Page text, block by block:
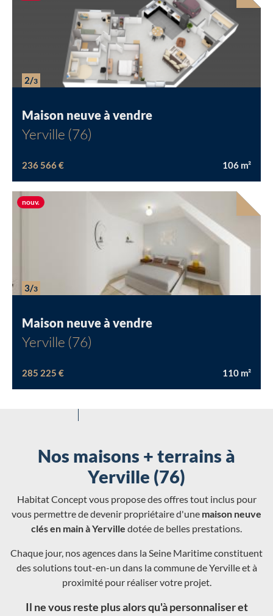
Chargement...
2/3
Maison neuve à vendre
Yerville (76)
236 566 € 106 m²
3/3
Maison neuve à vendre
Yerville (76)
285 225 € 110 m²
nouv.Nouvelle offre
Nos maisons + terrains à
Yerville (76)
Habitat Concept vous propose des offres tout inclus pour
vous permettre de devenir propriétaire d'une maison neuve
clés en main à Yerville dotée de belles prestations.
Chaque jour, nos agences dans la Seine Maritime constituent
des solutions tout-en-un dans la commune de Yerville et à
proximité pour réaliser votre projet.
Il ne vous reste plus alors qu'à personnaliser et